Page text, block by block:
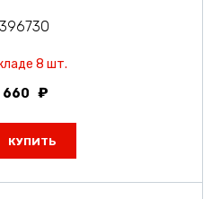
8 шт.
660
КУПИТЬ